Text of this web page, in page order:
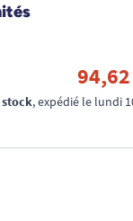
stock, expédié le lundi